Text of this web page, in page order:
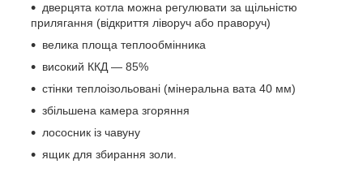
дверцята котла можна регулювати за щільністю
прилягання (відкриття ліворуч або праворуч)
велика площа теплообмінника
високий ККД — 85%
стінки теплоізольовані (мінеральна вата 40 мм)
збільшена камера згоряння
лососник із чавуну
ящик для збирання золи.